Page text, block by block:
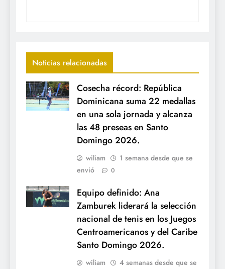
Noticias relacionadas
Cosecha récord: República
Dominicana suma 22 medallas
en una sola jornada y alcanza
las 48 preseas en Santo
Domingo 2026.
wiliam
1 semana desde que se
envió
0
Equipo definido: Ana
Zamburek liderará la selección
nacional de tenis en los Juegos
Centroamericanos y del Caribe
Santo Domingo 2026.
wiliam
4 semanas desde que se